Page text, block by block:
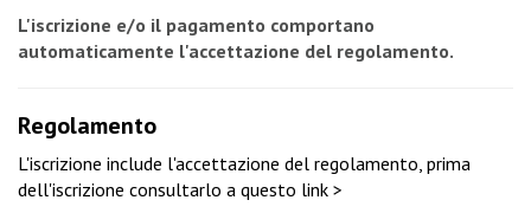
L'iscrizione e/o il pagamento comportano
automaticamente l'accettazione del regolamento.
Regolamento
L'iscrizione include l'accettazione del regolamento, prima
dell'iscrizione consultarlo a questo link >